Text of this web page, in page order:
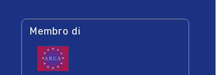
Membro di